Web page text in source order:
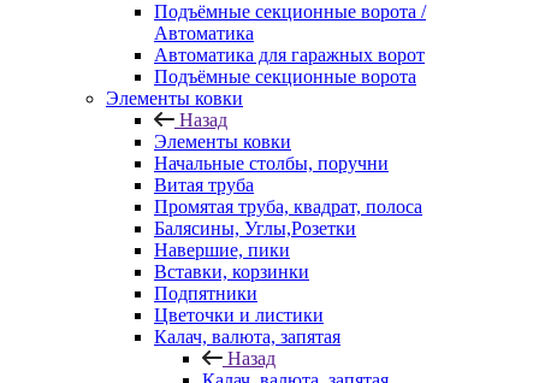
Подъёмные секционные ворота /
Автоматика
Автоматика для гаражных ворот
Подъёмные секционные ворота
Элементы ковки
Назад
Элементы ковки
Начальные столбы, поручни
Витая труба
Промятая труба, квадрат, полоса
Балясины, Углы,Розетки
Навершие, пики
Вставки, корзинки
Подпятники
Цветочки и листики
Калач, валюта, запятая
Назад